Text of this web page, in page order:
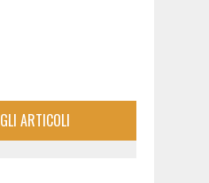
GLI ARTICOLI